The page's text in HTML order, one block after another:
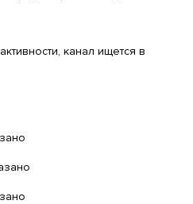
канал ищется в